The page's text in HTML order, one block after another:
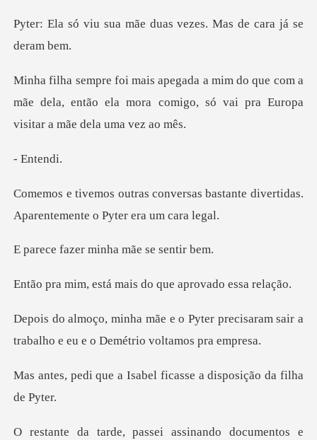
mãe duas vezes. Mas d
ue com a
mãe dela, então ela mora comigo, só va
nten
sas bastante divertidas.
Aparent
er minha mãe
tá mais do que apr
ter precisaram sair a
trabalho e eu
Isabel ficasse a dispos
documentos e